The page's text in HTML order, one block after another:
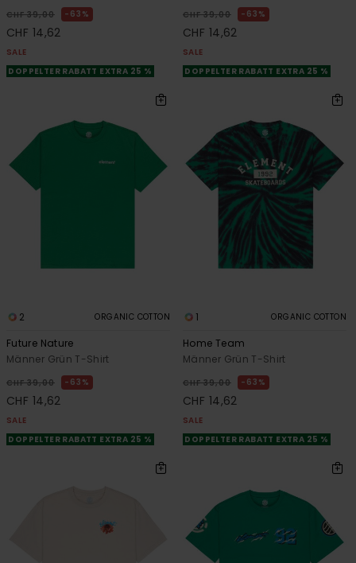
CHF 39,00 63%
CHF 14,62
SALE
DOPPELTER RABATT EXTRA 25 %
CHF 39,00 63%
CHF 14,62
SALE
DOPPELTER RABATT EXTRA 25 %
2 ORGANIC COTTON
Future Nature
Männer Grün T-Shirt
CHF 39,00 63%
CHF 14,62
SALE
DOPPELTER RABATT EXTRA 25 %
1 ORGANIC COTTON
Home Team
Männer Grün T-Shirt
CHF 39,00 63%
CHF 14,62
SALE
DOPPELTER RABATT EXTRA 25 %